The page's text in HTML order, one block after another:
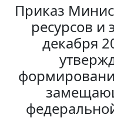
Приказ
ресурсов и
декабря